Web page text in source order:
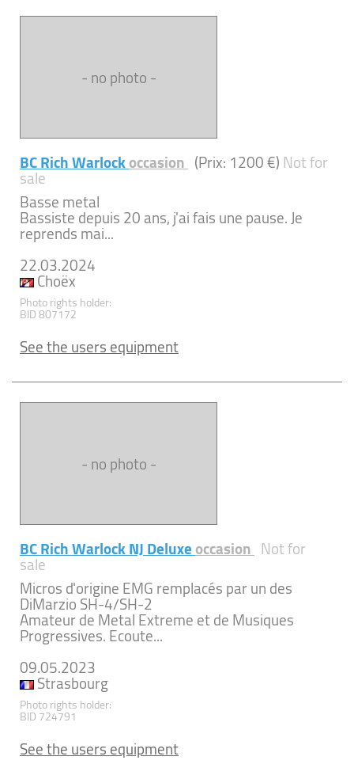
- no photo -
BC Rich Warlockoccasion (Prix: 1200 €)Not for
sale
Basse metal
Bassiste depuis 20 ans, j'ai fais une pause. Je
reprends mai...
22.03.2024
Choëx
Photo rights holder:
BID 807172
See the users equipment
- no photo -
BC Rich Warlock NJ Deluxeoccasion Not for
sale
Micros d'origine EMG remplacés par un des
DiMarzio SH-4/SH-2
Amateur de Metal Extreme et de Musiques
Progressives. Ecoute...
09.05.2023
Strasbourg
Photo rights holder:
BID 724791
See the users equipment